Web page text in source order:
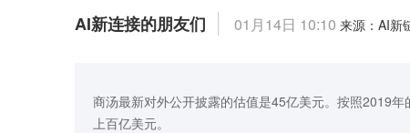
AI新连接的朋友们 01月14日 10:10 来源：AI新
商汤最新对外公开披露的估值是45亿美元。按照2019
上百亿美元。